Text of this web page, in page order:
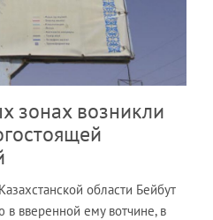
зонах возникли
области Бейбут
вверенной ему вотчине, в